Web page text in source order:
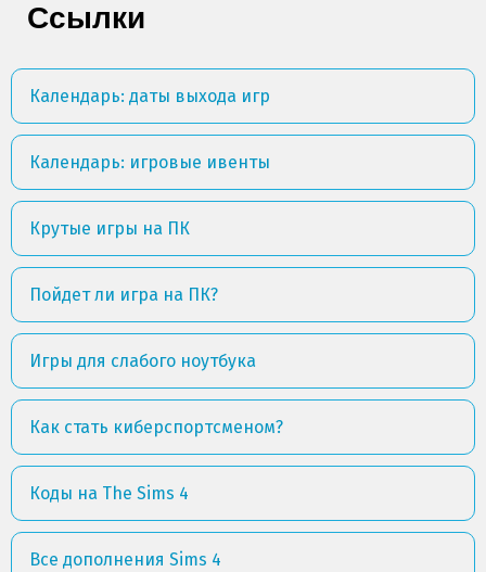
Ссылки
Календарь: даты выхода игр
Календарь: игровые ивенты
Крутые игры на ПК
Пойдет ли игра на ПК?
Игры для слабого ноутбука
Как стать киберспортсменом?
Коды на The Sims 4
Все дополнения Sims 4